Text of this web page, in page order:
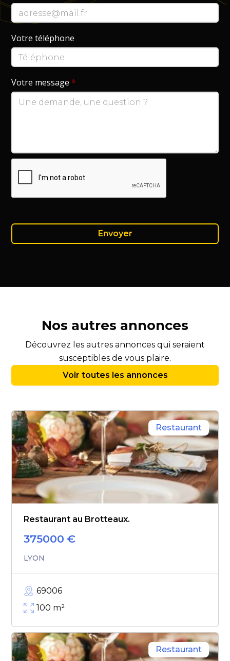
Votre téléphone
Votre message*
Nos autres annonces
Découvrez les autres annonces qui seraient
susceptibles de vous plaire.
Voir toutes les annonces
Restaurant
Restaurant au Brotteaux.
375000 €
LYON
69006
100 m²
Restaurant